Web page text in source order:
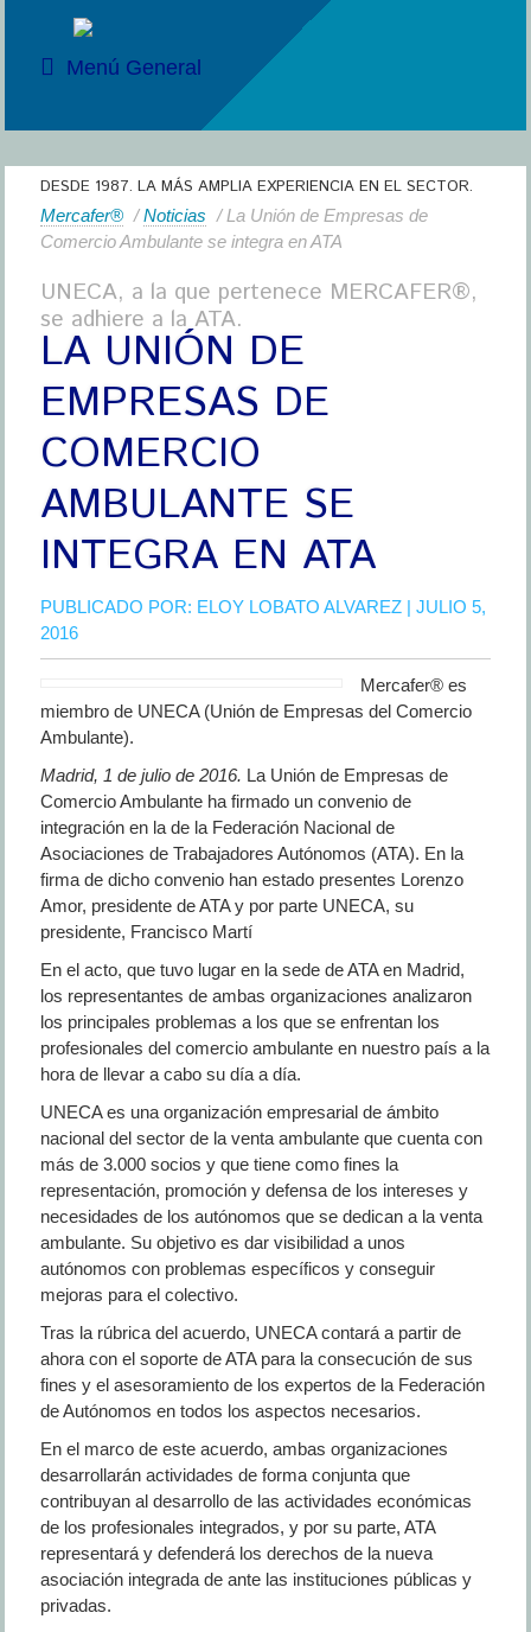
Menú General
DESDE 1987. LA MÁS AMPLIA EXPERIENCIA EN EL SECTOR.
Mercafer® /Noticias / La Unión de Empresas de
Comercio Ambulante se integra en ATA
UNECA, a la que pertenece MERCAFER®,
se adhiere a la ATA.
LA UNIÓN DE
EMPRESAS DE
COMERCIO
AMBULANTE SE
INTEGRA EN ATA
PUBLICADO POR: ELOY LOBATO ALVAREZ| JULIO 5,
2016
Mercafer® es
miembro de UNECA (Unión de Empresas del Comercio
Ambulante).
Madrid, 1 de julio de 2016. La Unión de Empresas de
Comercio Ambulante ha firmado un convenio de
integración en la de la Federación Nacional de
Asociaciones de Trabajadores Autónomos (ATA). En la
firma de dicho convenio han estado presentes Lorenzo
Amor, presidente de ATA y por parte UNECA, su
presidente, Francisco Martí
En el acto, que tuvo lugar en la sede de ATA en Madrid,
los representantes de ambas organizaciones analizaron
los principales problemas a los que se enfrentan los
profesionales del comercio ambulante en nuestro país a la
hora de llevar a cabo su día a día.
UNECA es una organización empresarial de ámbito
nacional del sector de la venta ambulante que cuenta con
más de 3.000 socios y que tiene como fines la
representación, promoción y defensa de los intereses y
necesidades de los autónomos que se dedican a la venta
ambulante. Su objetivo es dar visibilidad a unos
autónomos con problemas específicos y conseguir
mejoras para el colectivo.
Tras la rúbrica del acuerdo, UNECA contará a partir de
ahora con el soporte de ATA para la consecución de sus
fines y el asesoramiento de los expertos de la Federación
de Autónomos en todos los aspectos necesarios.
En el marco de este acuerdo, ambas organizaciones
desarrollarán actividades de forma conjunta que
contribuyan al desarrollo de las actividades económicas
de los profesionales integrados, y por su parte, ATA
representará y defenderá los derechos de la nueva
asociación integrada de ante las instituciones públicas y
privadas.